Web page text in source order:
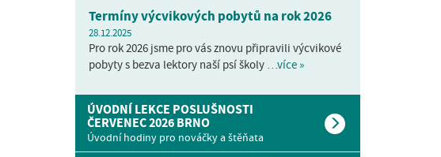
Termíny výcvikových pobytů na rok 2026
28.12.2025
Pro rok 2026 jsme pro vás znovu připravili výcvikové
pobyty s bezva lektory naší psí školy …více »
ÚVODNÍ LEKCE POSLUŠNOSTI
ČERVENEC 2026 BRNO
Úvodní hodiny pro nováčky a štěňata